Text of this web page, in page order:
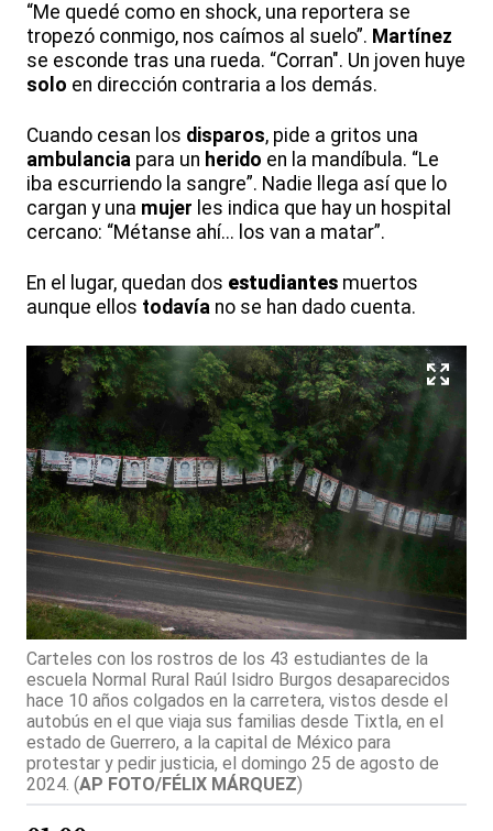
“Me quedé como en shock, una reportera se
tropezó conmigo, nos caímos al suelo”. Martínez
se esconde tras una rueda. “Corran". Un joven huye
solo en dirección contraria a los demás.
Cuando cesan los disparos, pide a gritos una
ambulancia para un herido en la mandíbula. “Le
iba escurriendo la sangre”. Nadie llega así que lo
cargan y una mujer les indica que hay un hospital
cercano: “Métanse ahí... los van a matar”.
En el lugar, quedan dos estudiantes muertos
aunque ellos todavía no se han dado cuenta.
Carteles con los rostros de los 43 estudiantes de la
escuela Normal Rural Raúl Isidro Burgos desaparecidos
hace 10 años colgados en la carretera, vistos desde el
autobús en el que viaja sus familias desde Tixtla, en el
estado de Guerrero, a la capital de México para
protestar y pedir justicia, el domingo 25 de agosto de
2024. (AP FOTO/FÉLIX MÁRQUEZ)